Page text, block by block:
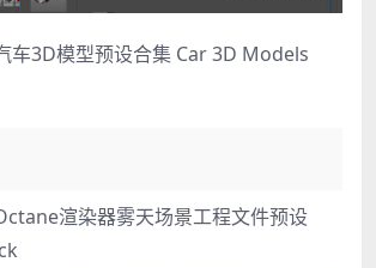
车3D模型预设合集 Car 3D Models
渲染器雾天场景工程文件预设